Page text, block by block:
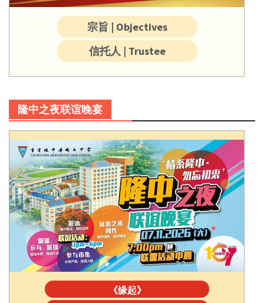
宗旨 | Objectives
信托人 | Trustee
隆中之夜联谊晚宴
《缘起》